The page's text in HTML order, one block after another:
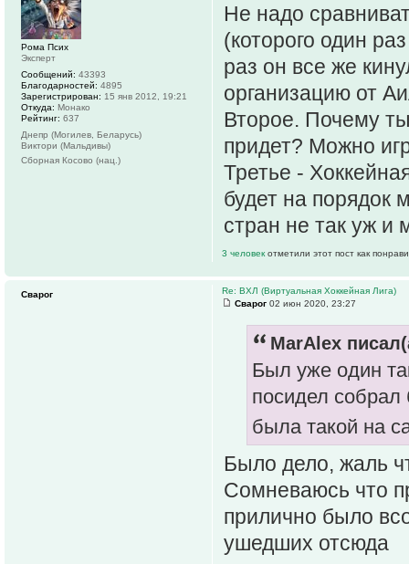
Не надо
(которого один
раз он все же
организацию от
Второе. Почему
придет? Можно
Третье -
будет на порядок
стран не так уж и
3 человек отметили этот пост как
Рома Псих
Эксперт
Сообщений: 43393
Благодарностей: 4895
Зарегистрирован: 15 янв 2012, 19:21
Откуда: Монако
Рейтинг: 637
Днепр (Могилев, Беларусь)
Виктори (Мальдивы)
Сборная Косово (нац.)
Re: ВХЛ (Виртуальная Хоккейная Лига)
Сварог 02 июн 2020, 23:27
MarAlex
Был уже один
посидел
была такой на
Было дело, жаль
Сомневаюсь что
прилично было
ушедших отсюда
Сварог